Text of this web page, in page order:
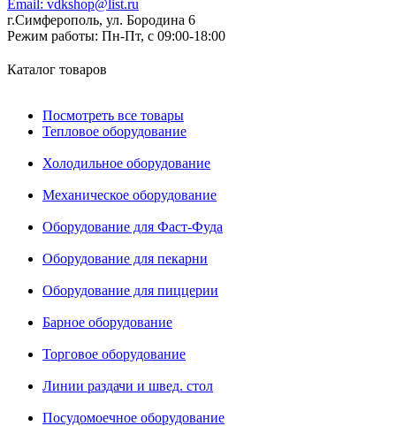
Email: vdkshop@list.ru
г.Симферополь, ул. Бородина 6
Режим работы: Пн-Пт, с 09:00-18:00
Каталог товаров
Посмотреть все товары
Тепловое оборудование
Холодильное оборудование
Механическое оборудование
Оборудование для Фаст-Фуда
Оборудование для пекарни
Оборудование для пиццерии
Барное оборудование
Торговое оборудование
Линии раздачи и швед. стол
Посудомоечное оборудование